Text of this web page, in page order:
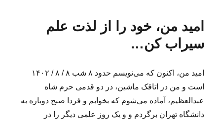
شکر
علی
آفریدی…
امید من، خود را از لذت علم
سیراب کن…
امید من، اکنون که می‌نویسم حدود ۸ شب ۸ / ۸ / ۱۴۰۲
است و من در اتاقک ماشین، در دو قدمی حرم شاه
عبدالعظیم، آماده می‌شوم که بخوابم و فردا صبح دوباره به
دانشگاه تهران برگردم و و یک روز علمی دیگر را در